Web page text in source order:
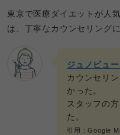
東京で医療ダイエットが人
は、丁寧なカウンセリング
ジュノビュ
カウンセリ
かった。
スタッフの
た。
引用：Google